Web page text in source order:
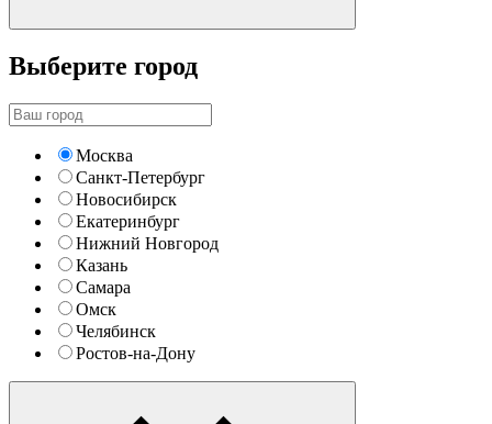
Выберите город
Москва
Санкт-Петербург
Новосибирск
Екатеринбург
Нижний Новгород
Казань
Самара
Омск
Челябинск
Ростов-на-Дону